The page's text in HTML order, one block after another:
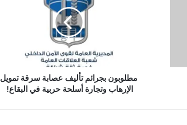
مطلوبون بجرائم تأليف عصابة سرقة تمويل
الإرهاب وتجارة أسلحة حربية في البقاع!